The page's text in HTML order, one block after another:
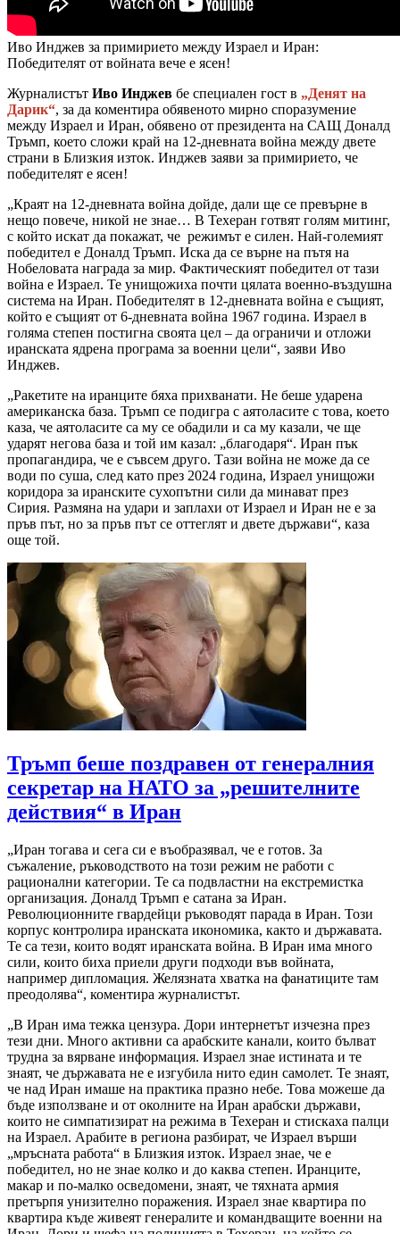
Иво Инджев за примирието между Израел и Иран:
Победителят от войната вече е ясен!
Журналистът Иво Инджев бе специален гост в „Денят на
Дарик“, за да коментира обявеното мирно споразумение
между Израел и Иран, обявено от президента на САЩ Доналд
Тръмп, което сложи край на 12-дневната война между двете
страни в Близкия изток. Инджев заяви за примирието, че
победителят е ясен!
„Краят на 12-дневната война дойде, дали ще се превърне в
нещо повече, никой не знае… В Техеран готвят голям митинг,
с който искат да покажат, че режимът е силен. Най-големият
победител е Доналд Тръмп. Иска да се върне на пътя на
Нобеловата награда за мир. Фактическият победител от тази
война е Израел. Те унищожиха почти цялата военно-въздушна
система на Иран. Победителят в 12-дневната война е същият,
който е същият от 6-дневната война 1967 година. Израел в
голяма степен постигна своята цел – да ограничи и отложи
иранската ядрена програма за военни цели“, заяви Иво
Инджев.
„Ракетите на иранците бяха прихванати. Не беше ударена
американска база. Тръмп се подигра с аятоласите с това, което
каза, че аятоласите са му се обадили и са му казали, че ще
ударят негова база и той им казал: „благодаря“. Иран пък
пропагандира, че е съвсем друго. Тази война не може да се
води по суша, след като през 2024 година, Израел унищожи
коридора за иранските сухопътни сили да минават през
Сирия. Размяна на удари и заплахи от Израел и Иран не е за
пръв път, но за пръв път се оттеглят и двете държави“, каза
още той.
Тръмп беше поздравен от генералния
секретар на НАТО за „решителните
действия“ в Иран
„Иран тогава и сега си е въобразявал, че е готов. За
съжаление, ръководството на този режим не работи с
рационални категории. Те са подвластни на екстремистка
организация. Доналд Тръмп е сатана за Иран.
Революционните гвардейци ръководят парада в Иран. Този
корпус контролира иранската икономика, както и държавата.
Те са тези, които водят иранската война. В Иран има много
сили, които биха приели други подходи във войната,
например дипломация. Желязната хватка на фанатиците там
преодолява“, коментира журналистът.
„В Иран има тежка цензура. Дори интернетът изчезна през
тези дни. Много активни са арабските канали, които бълват
трудна за вярване информация. Израел знае истината и те
знаят, че държавата не е изгубила нито един самолет. Те знаят,
че над Иран имаше на практика празно небе. Това можеше да
бъде използване и от околните на Иран арабски държави,
които не симпатизират на режима в Техеран и стискаха палци
на Израел. Арабите в региона разбират, че Израел върши
„мръсната работа“ в Близкия изток. Израел знае, че е
победител, но не знае колко и до каква степен. Иранците,
макар и по-малко осведомени, знаят, че тяхната армия
претърпя унизително поражения. Израел знае квартира по
квартира къде живеят генералите и командващите военни на